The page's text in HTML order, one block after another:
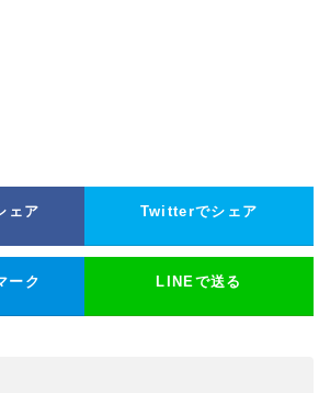
ェア Twitterでシェア
ーク LINEで送る